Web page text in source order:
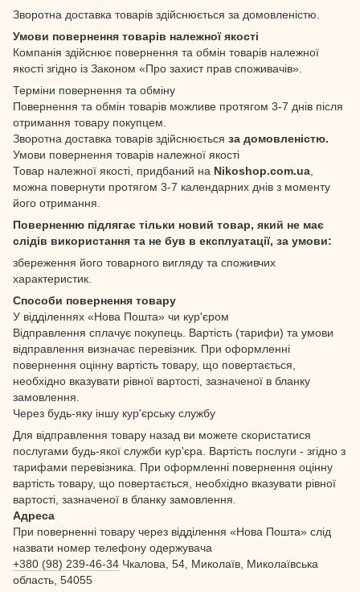
Зворотна доставка товарів здійснюється за домовленістю.
Умови повернення товарів належної якості
Компанія здійснює повернення та обмін товарів належної
якості згідно із Законом «Про захист прав споживачів».
Терміни повернення та обміну
Повернення та обмін товарів можливе протягом 3-7 днів після
отримання товару покупцем.
Зворотна доставка товарів здійснюється за домовленістю.
Умови повернення товарів належної якості
Товар належної якості, придбаний на Nikoshop.com.ua
можна повернути протягом 3-7 календарних днів з моменту
його отримання.
Поверненню підлягає тільки новий товар, який не має
слідів використання та не був в експлуатації, за умови:
збереження його товарного вигляду та споживчих
характеристик.
Способи повернення товару
У відділеннях «Нова Пошта» чи кур'єром
Відправлення сплачує покупець. Вартість (тарифи) та умови
відправлення визначає перевізник. При оформленні
повернення оцінну вартість товару, що повертається,
необхідно вказувати рівної вартості, зазначеної в бланку
замовлення.
Через будь-яку іншу кур'єрську службу
Для відправлення товару назад ви можете скористатися
послугами будь-якої служби кур'єра. Вартість послуги - згідно з
тарифами перевізника. При оформленні повернення оцінну
вартість товару, що повертається, необхідно вказувати рівної
вартості, зазначеної в бланку замовлення.
Адреса
При поверненні товару через відділення «Нова Пошта» слід
назвати номер телефону одержувача
+380 (98) 239-46-34 Чкалова, 54, Миколаїв, Миколаївська
область, 54055